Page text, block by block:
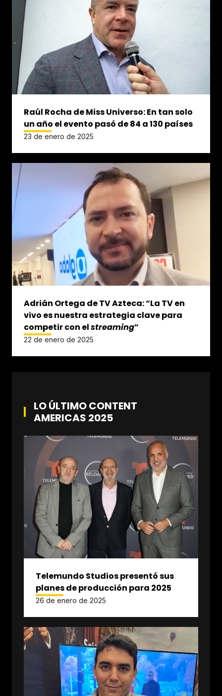
Raúl Rocha de Miss Universo: En tan solo
un año el evento pasó de 84 a 130 países
23 de enero de 2025
Adrián Ortega de TV Azteca: “La TV en
vivo es nuestra estrategia clave para
competir con elstreaming”
22 de enero de 2025
LO ÚLTIMO CONTENT
AMERICAS 2025
Telemundo Studios presentó sus
planes de producción para 2025
26 de enero de 2025